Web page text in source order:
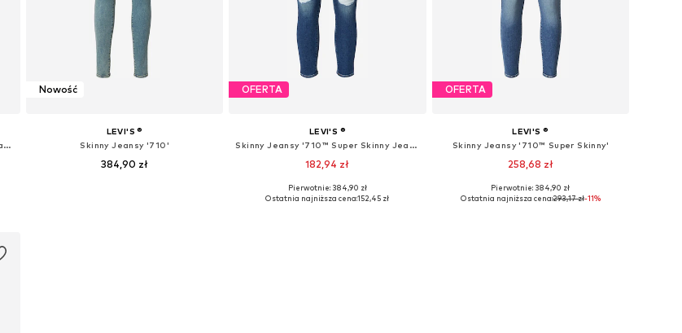
Skinny Jeansy '710™ Super Skinny Jeans'
Nowość
LEVI'S ®
Skinny Jeansy '710'
384,90 zł
OFERTA
LEVI'S ®
Skinny Jeansy '710™ Super Skinny Jeans'
182,94 zł
Dostępne w różnych rozmiarach
Pierwotnie: 384,90 zł
Ostatnia najniższa cena:152,45 zł
OFERTA
LEVI'S ®
Skinny Jeansy '710™ Super Skinny'
258,68 zł
+2
Pierwotnie: 384,90 zł
Ostatnia najniższa cena:293,17 zł-11%